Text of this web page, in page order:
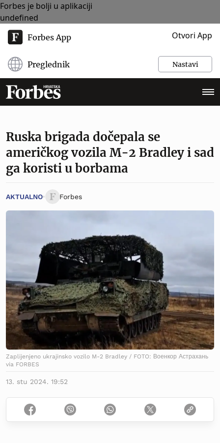
Forbes je bolji u aplikaciji
undefined
Forbes App Otvori App
Preglednik Nastavi
Ruska brigada dočepala se
američkog vozila M-2 Bradley i sad
ga koristi u borbama
AKTUALNO Forbes
Zaplijenjeno ukrajinsko vozilo M-2 Bradley / FOTO: Военкор Астрахань
via FORBES
13. stu 2024. 19:52